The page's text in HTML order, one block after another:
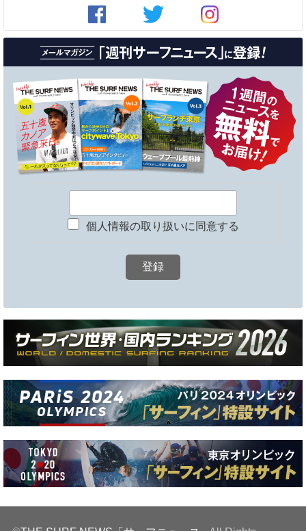
個人情報の取り扱いに同意する